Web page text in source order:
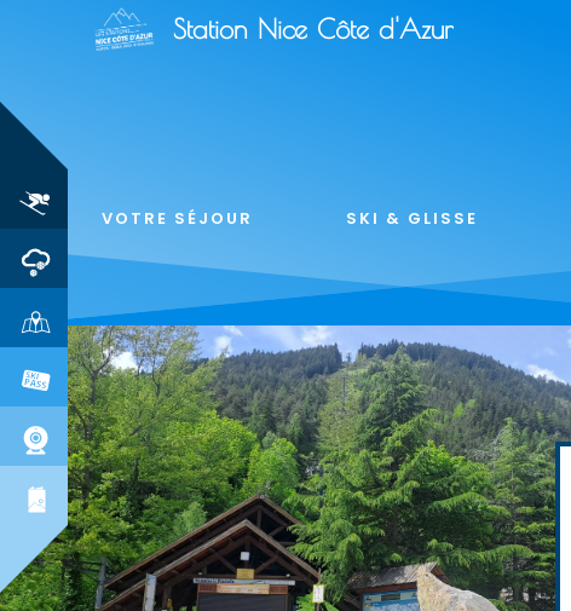
Station Nice Côte d'Azur
VOTRE SÉJOUR SKI & GLISSE